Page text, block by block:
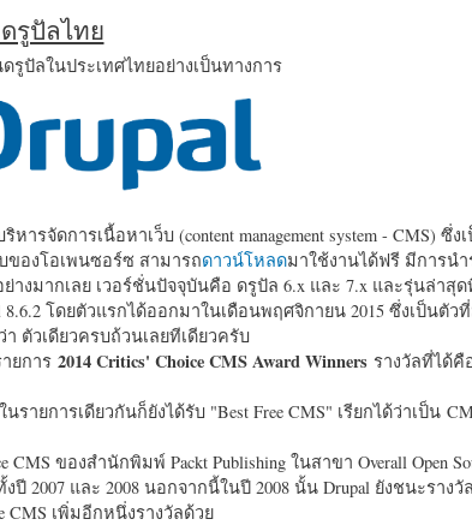
รูปัลไทย
ปัลในประเทศไทยอย่างเป็นทางการ
ารจัดการเนื้อหาเว็บ (content management system - CMS) ซึ่ง
ของโอเพนซอร์ซ สามารถดาวน์โหลดมาใช้งานได้ฟรี มีการน
างมากเลย เวอร์ชั่นปัจจุบันคือ ดรูปัล 6.x และ 7.x และรุ่นล่าสุด
8.6.2 โดยตัวแรกได้ออกมาในเดือนพฤศจิกายน 2015 ซึ่งเป็นตั
า ตัวเดียวครบถ้วนเลยทีเดียวครับ
การ 2014 Critics' Choice CMS Award Winners รางวัลที่ได้คื
นรายการเดียวกันก็ยังได้รับ "Best Free CMS" เรียกได้ว่าเป็น
CMS ของสำนักพิมพ์ Packt Publishing ในสาขา Overall Open
ปี 2007 และ 2008 นอกจากนี้ในปี 2008 นั้น Drupal ยังชนะรางวั
CMS เพิ่มอีกหนึ่งรางวัลด้วย